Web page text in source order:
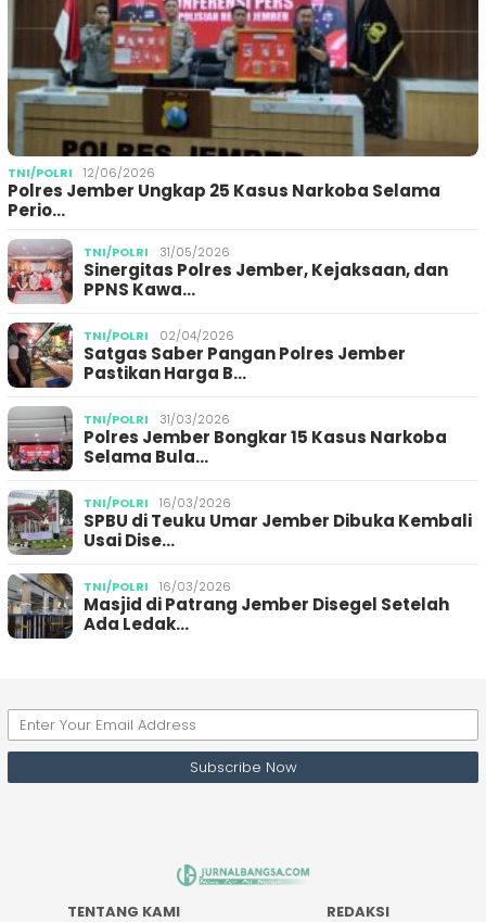
TNI/POLRI 12/06/2026
Polres Jember Ungkap 25 Kasus Narkoba Selama
Perio…
TNI/POLRI 31/05/2026
Sinergitas Polres Jember, Kejaksaan, dan
PPNS Kawa…
TNI/POLRI 02/04/2026
Satgas Saber Pangan Polres Jember
Pastikan Harga B…
TNI/POLRI 31/03/2026
Polres Jember Bongkar 15 Kasus Narkoba
Selama Bula…
TNI/POLRI 16/03/2026
SPBU di Teuku Umar Jember Dibuka Kembali
Usai Dise…
TNI/POLRI 16/03/2026
Masjid di Patrang Jember Disegel Setelah
Ada Ledak…
TENTANG KAMI REDAKSI